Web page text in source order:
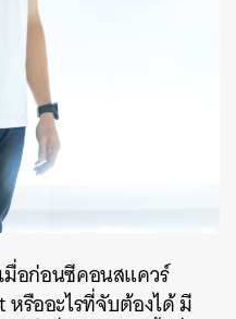
มื่อก่อนซีคอนสแควร์
หรืออะไรที่จับต้องได้ มี